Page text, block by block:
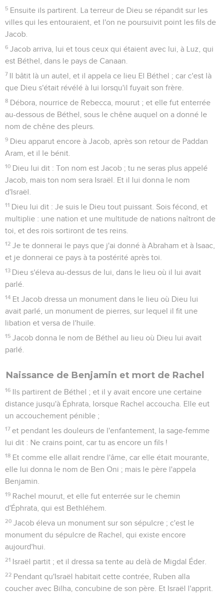
5 Ensuite ils partirent. La terreur de Dieu se répandit sur les
villes qui les entouraient, et l'on ne poursuivit point les fils de
Jacob.
6 Jacob arriva, lui et tous ceux qui étaient avec lui, à Luz, qui
est Béthel, dans le pays de Canaan.
7 Il bâtit là un autel, et il appela ce lieu El Béthel ; car c'est là
que Dieu s'était révélé à lui lorsqu'il fuyait son frère.
8 Débora, nourrice de Rebecca, mourut ; et elle fut enterrée
au-dessous de Béthel, sous le chêne auquel on a donné le
nom de chêne des pleurs.
9 Dieu apparut encore à Jacob, après son retour de Paddan
Aram, et il le bénit.
10 Dieu lui dit : Ton nom est Jacob ; tu ne seras plus appelé
Jacob, mais ton nom sera Israël. Et il lui donna le nom
d'Israël.
11 Dieu lui dit : Je suis le Dieu tout puissant. Sois fécond, et
multiplie : une nation et une multitude de nations naîtront de
toi, et des rois sortiront de tes reins.
12 Je te donnerai le pays que j'ai donné à Abraham et à Isaac,
et je donnerai ce pays à ta postérité après toi.
13 Dieu s'éleva au-dessus de lui, dans le lieu où il lui avait
parlé.
14 Et Jacob dressa un monument dans le lieu où Dieu lui
avait parlé, un monument de pierres, sur lequel il fit une
libation et versa de l'huile.
15 Jacob donna le nom de Béthel au lieu où Dieu lui avait
parlé.
Naissance de Benjamin et mort de Rachel
16 Ils partirent de Béthel ; et il y avait encore une certaine
distance jusqu'à Éphrata, lorsque Rachel accoucha. Elle eut
un accouchement pénible ;
17 et pendant les douleurs de l'enfantement, la sage-femme
lui dit : Ne crains point, car tu as encore un fils !
18 Et comme elle allait rendre l'âme, car elle était mourante,
elle lui donna le nom de Ben Oni ; mais le père l'appela
Benjamin.
19 Rachel mourut, et elle fut enterrée sur le chemin
d'Éphrata, qui est Bethléhem.
20 Jacob éleva un monument sur son sépulcre ; c'est le
monument du sépulcre de Rachel, qui existe encore
aujourd'hui.
21 Israël partit ; et il dressa sa tente au delà de Migdal Éder.
22 Pendant qu'Israël habitait cette contrée, Ruben alla
coucher avec Bilha, concubine de son père. Et Israël l'apprit.